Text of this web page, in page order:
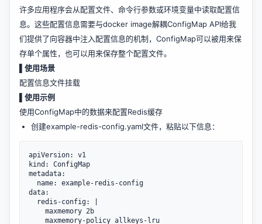
许多应用程序会从配置文件、命令行参数或环境变量中读取配置信
息。这些配置信息需要与docker image解耦ConfigMap API给我
们提供了向容器中注入配置信息的机制，ConfigMap可以被用来保
存单个属性，也可以用来保存整个配置文件。
▌使用场景
配置信息文件挂载
▌使用示例
使用ConfigMap中的数据来配置Redis缓存
创建example-redis-config.yaml文件，粘贴以下信息：
apiVersion: v1
kind: ConfigMap
metadata:
data: